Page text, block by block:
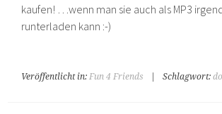
kaufen! …wenn man sie auch als MP3
runterladen kann :-)
Veröffentlicht in:Fun 4 Friends Schlagwort: